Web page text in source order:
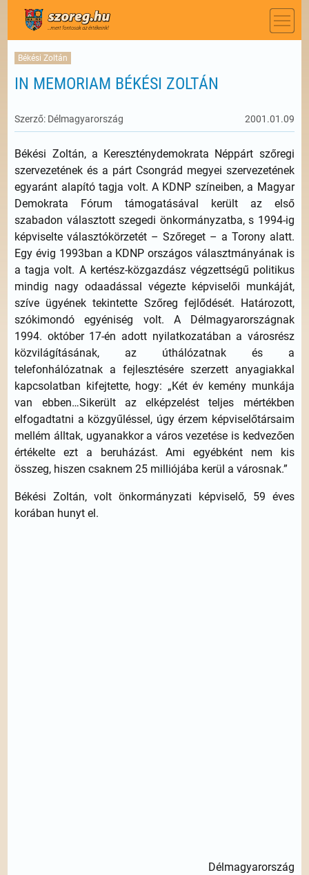
Békési Zoltán
IN MEMORIAM BÉKÉSI ZOLTÁN
Szerző: Délmagyarország 2001.01.09
Békési Zoltán, a Kereszténydemokrata Néppárt szőregi
szervezetének és a párt Csongrád megyei szervezetének
egyaránt alapító tagja volt. A KDNP színeiben, a Magyar
Demokrata Fórum támogatásával került az első
szabadon választott szegedi önkormányzatba, s 1994-ig
képviselte választókörzetét – Szőreget – a Torony alatt.
Egy évig 1993ban a KDNP országos választmányának is
a tagja volt. A kertész-közgazdász végzettségű politikus
mindig nagy odaadással végezte képviselői munkáját,
szíve ügyének tekintette Szőreg fejlődését. Határozott,
szókimondó egyéniség volt. A Délmagyarországnak
1994. október 17-én adott nyilatkozatában a városrész
közvilágításának, az úthálózatnak és a
telefonhálózatnak a fejlesztésére szerzett anyagiakkal
kapcsolatban kifejtette, hogy: „Két év kemény munkája
van ebben…Sikerült az elképzelést teljes mértékben
elfogadtatni a közgyűléssel, úgy érzem képviselőtársaim
mellém álltak, ugyanakkor a város vezetése is kedvezően
értékelte ezt a beruházást. Ami egyébként nem kis
összeg, hiszen csaknem 25 milliójába kerül a városnak.”
Békési Zoltán, volt önkormányzati képviselő, 59 éves
korában hunyt el.
Délmagyarország